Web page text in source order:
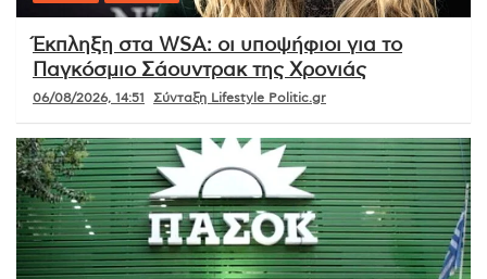
Έκπληξη στα WSA: οι υποψήφιοι για το
Παγκόσμιο Σάουντρακ της Χρονιάς
06/08/2026, 14:51 Σύνταξη Lifestyle Politic.gr